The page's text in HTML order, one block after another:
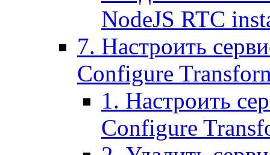
NodeJS RTC
7. Настроить
Configure
1. Настроить
Configure